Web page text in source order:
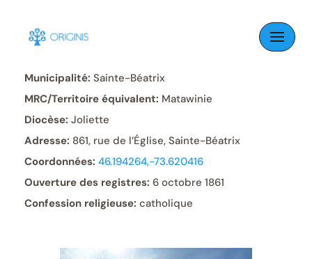
Skip
content
Municipalité: Sainte-Béatrix
MRC/Territoire équivalent: Matawinie
Diocèse: Joliette
Adresse: 861, rue de l’Église, Sainte-Béatrix
Coordonnées: 46.194264,-73.620416
Ouverture des registres: 6 octobre 1861
Confession religieuse: catholique